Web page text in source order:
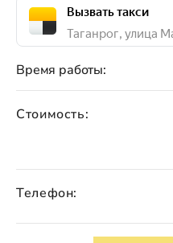
Стоимость:
Время работы:
Телефон:
Вызвать такси